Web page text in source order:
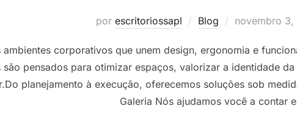
por escritoriossapl Blog
Postado
novembro 3,
ambientes corporativos que unem design, ergonomia e
são pensados para otimizar espaços, valorizar a identidade
planejamento à execução, oferecemos soluções sob
Galeria Nós ajudamos você a contar